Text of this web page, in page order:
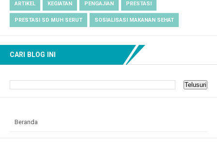
ARTIKEL KEGIATAN PENGAJIAN PRESTASI
PRESTASI SD MUH SERUT SOSIALISASI MAKANAN SEHAT
CARI BLOG INI
Beranda